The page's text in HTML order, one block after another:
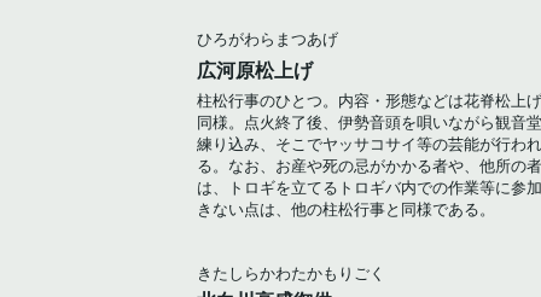
ひろがわらまつあげ
広河原松上げ
柱松行事のひとつ。内容・形態などは花脊松上
同様。点火終了後、伊勢音頭を唄いながら観音
練り込み、そこでヤッサコサイ等の芸能が行われ
る。なお、お産や死の忌がかかる者や、他所の者
は、トロギを立てるトロギバ内での作業等に参
きない点は、他の柱松行事と同様である。
きたしらかわたかもりごく